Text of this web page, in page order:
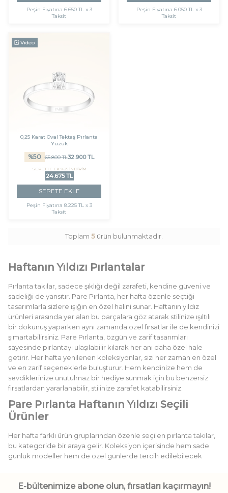
Peşin Fiyatına 6.650 TL x 3
Taksit
Peşin Fiyatına 6.050 TL x 3
Taksit
Video
0,25 Karat Oval Tektaş Pırlanta
Yüzük
%50 65.800TL32.900TL
SEPETTE EK %25 İNDİRİM
24.675 TL
SEPETE EKLE
Peşin Fiyatına 8.225 TL x 3
Taksit
Toplam 5 ürün bulunmaktadır.
Haftanın Yıldızı Pırlantalar
Pırlanta takılar, sadece şıklığı değil zarafeti, kendine güveni ve
sadeliği de yansıtır. Pare Pırlanta, her hafta özenle seçtiği
tasarımlarla sizlere ışığın en özel halini sunar. Haftanın yıldız
ürünleri arasında yer alan bu parçalara göz atarak stilinize ışıltılı
bir dokunuş yaparken aynı zamanda özel fırsatlar ile de kendinizi
şımartabilirsiniz. Pare Pırlanta, özgün ve zarif tasarımları
sayesinde pırlantayı ulaşılabilir kılarak her anı daha özel hale
getirir. Her hafta yenilenen koleksiyonlar, sizi her zaman en özel
ve en zarif seçeneklerle buluşturur. Hem kendinize hem de
sevdiklerinize unutulmaz bir hediye sunmak için bu benzersiz
fırsatlardan yararlanabilir, stilinize zarafet katabilirsiniz.
Pare Pırlanta Haftanın Yıldızı Seçili
Ürünler
Her hafta farklı ürün gruplarından özenle seçilen pırlanta takılar,
bu kategoride bir araya gelir. Koleksiyon içerisinde hem sade
günlük modeller hem de özel günlerde tercih edilebilecek
tasarımlardan oluşur. Seçili ürünler arasındaki favori parçalar
E-bültenimize abone olun, fırsatları kaçırmayın!